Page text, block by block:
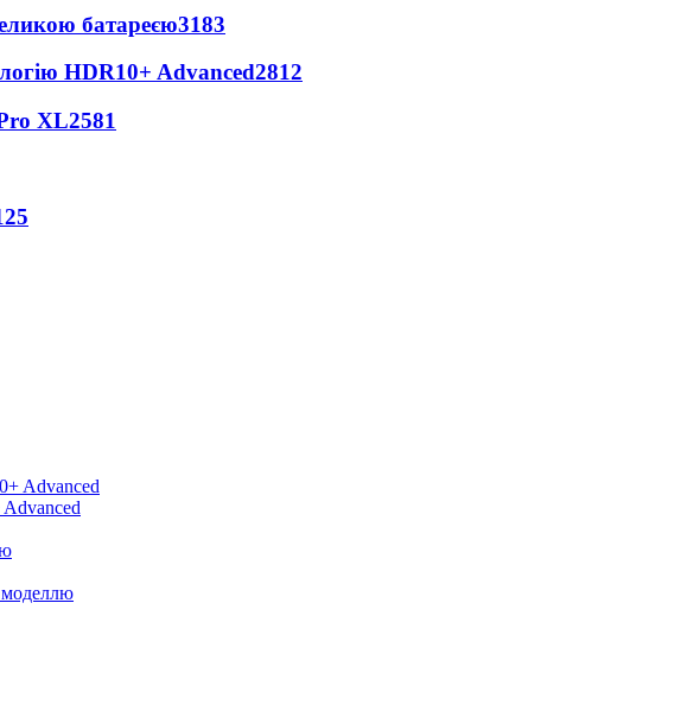
батареєю3183
HDR10+ Advanced2812
XL2581
моделлю